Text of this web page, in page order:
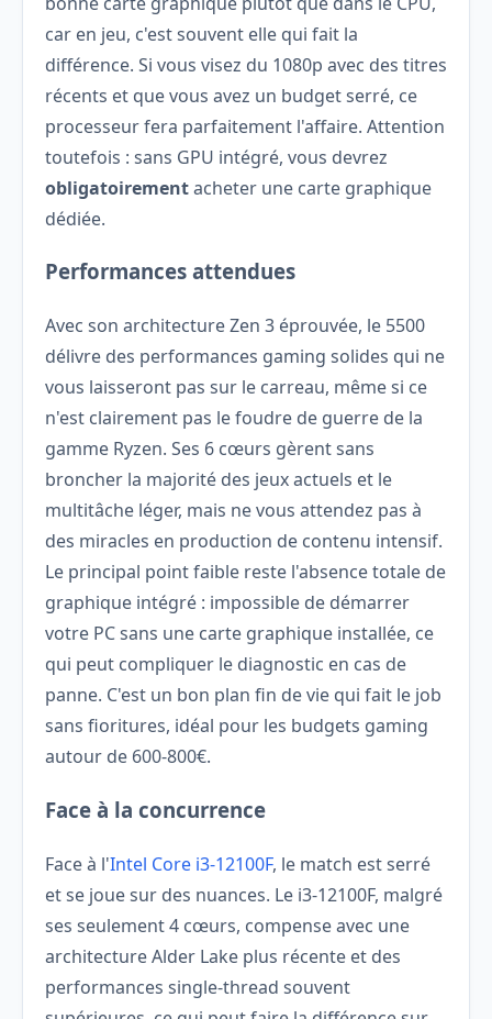
car en jeu, c'est souvent elle qui fait la
différence. Si vous visez du 1080p avec des titres
récents et que vous avez un budget serré, ce
processeur fera parfaitement l'affaire. Attention
toutefois : sans GPU intégré, vous devrez
obligatoirementacheter une carte graphique
dédiée.
Performances attendues
Avec son architecture Zen 3 éprouvée, le 5500
délivre des performances gaming solides qui ne
vous laisseront pas sur le carreau, même si ce
n'est clairement pas le foudre de guerre de la
gamme Ryzen. Ses 6 cœurs gèrent sans
broncher la majorité des jeux actuels et le
multitâche léger, mais ne vous attendez pas à
des miracles en production de contenu intensif.
Le principal point faible reste l'absence totale de
graphique intégré : impossible de démarrer
votre PC sans une carte graphique installée, ce
qui peut compliquer le diagnostic en cas de
panne. C'est un bon plan fin de vie qui fait le job
sans fioritures, idéal pour les budgets gaming
autour de 600-800€.
Face à la concurrence
Face à l'Intel Core i3-12100F, le match est serré
et se joue sur des nuances. Le i3-12100F, malgré
ses seulement 4 cœurs, compense avec une
architecture Alder Lake plus récente et des
performances single-thread souvent